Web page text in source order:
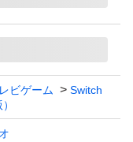
評価見てもらった
増えてきたので…本
ビゲーム
Switch